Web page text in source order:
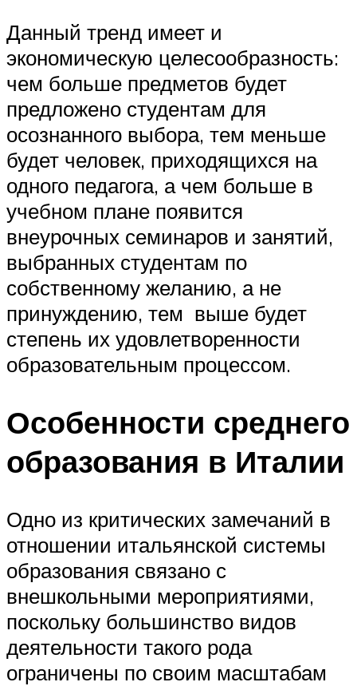
Данный тренд имеет и
экономическую целесообразность:
чем больше предметов будет
предложено студентам для
осознанного выбора, тем меньше
будет человек, приходящихся на
одного педагога, а чем больше в
учебном плане появится
внеурочных семинаров и занятий,
выбранных студентам по
собственному желанию, а не
принуждению, тем выше будет
степень их удовлетворенности
образовательным процессом.
Особенности среднего
образования в Италии
Одно из критических замечаний в
отношении итальянской системы
образования связано с
внешкольными мероприятиями,
поскольку большинство видов
деятельности такого рода
ограничены по своим масштабам